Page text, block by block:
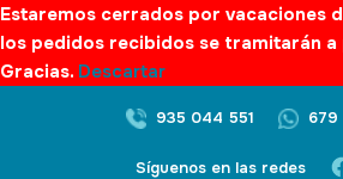
Estaremos cerrados por vacaciones
los pedidos recibidos se tramitarán
Gracias. Descartar
935 044 551
Síguenos en las redes